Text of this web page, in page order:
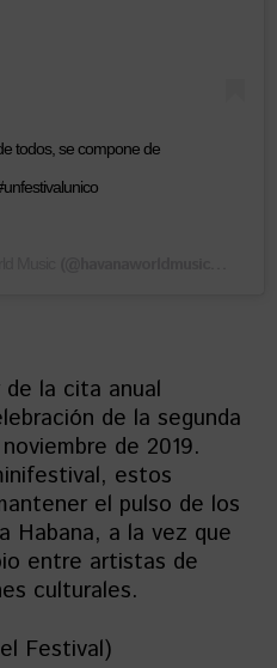
todos, se compone de
la cita anual
de la segunda
de 2019.
estos
el pulso de los
Habana, a la vez que
entre artistas de
culturales.
Festival)